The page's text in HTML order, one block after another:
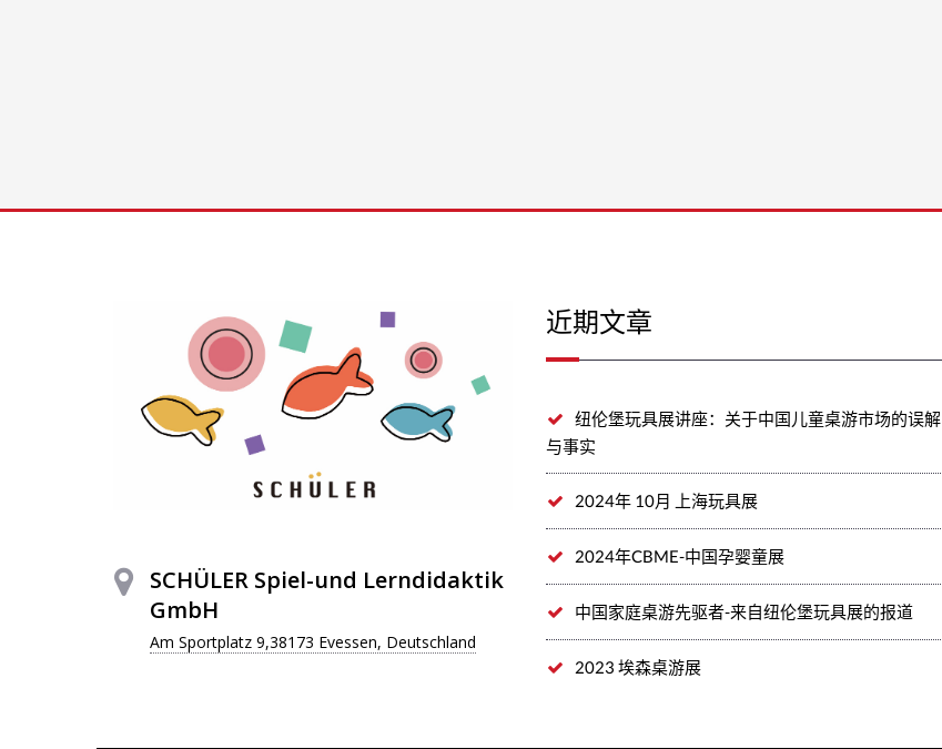
SCHÜLER Spiel-und Lerndidaktik
GmbH
Am Sportplatz 9,38173 Evessen, Deutschland
近期文章
纽伦堡玩具展讲座：关于中国儿童桌游市场的误解
与事实
2024年 10月 上海玩具展
2024年CBME-中国孕婴童展
中国家庭桌游先驱者-来自纽伦堡玩具展的报道
2023 埃森桌游展